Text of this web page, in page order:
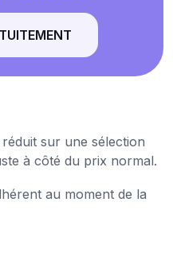
sur une sélection
à côté du prix normal.
au moment de la